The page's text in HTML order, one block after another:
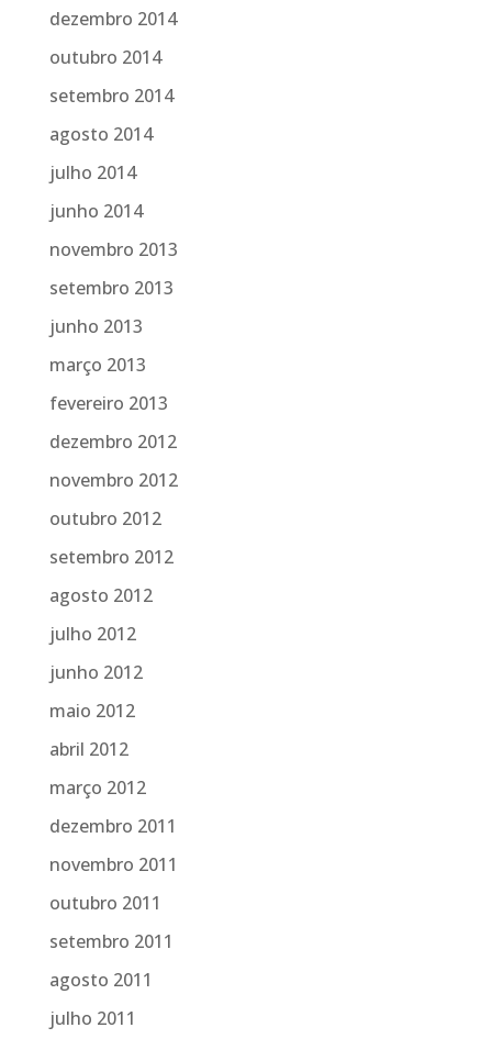
dezembro 2014
outubro 2014
setembro 2014
agosto 2014
julho 2014
junho 2014
novembro 2013
setembro 2013
junho 2013
março 2013
fevereiro 2013
dezembro 2012
novembro 2012
outubro 2012
setembro 2012
agosto 2012
julho 2012
junho 2012
maio 2012
abril 2012
março 2012
dezembro 2011
novembro 2011
outubro 2011
setembro 2011
agosto 2011
julho 2011